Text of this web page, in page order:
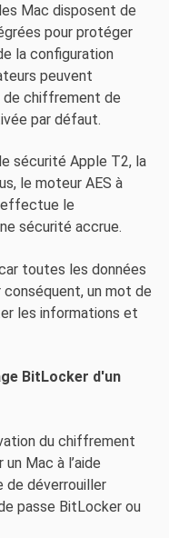
Mac disposent de
pour protéger
la configuration
peuvent
de chiffrement de
par défaut.
sécurité Apple T2, la
le moteur AES à
effectue le
sécurité accrue.
toutes les données
un mot de
les informations et
BitLocker d'un
du chiffrement
Mac à l’aide
de déverrouiller
passe BitLocker ou